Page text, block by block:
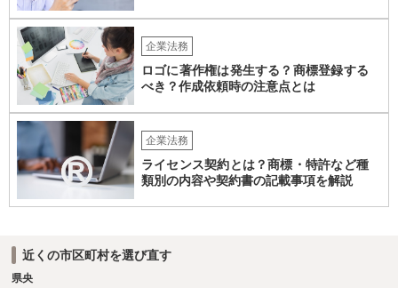
企業法務
ロゴに著作権は発生する？商標登録する
べき？作成依頼時の注意点とは
企業法務
ライセンス契約とは？商標・特許など種
類別の内容や契約書の記載事項を解説
近くの市区町村を選び直す
県央